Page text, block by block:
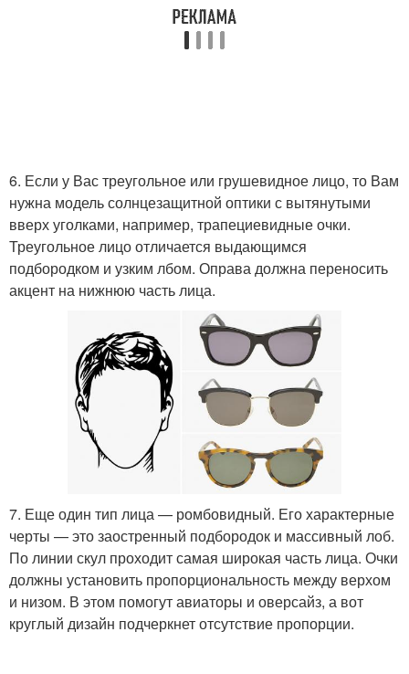
6. Если у Вас треугольное или грушевидное лицо, то Вам
нужна модель солнцезащитной оптики с вытянутыми
вверх уголками, например, трапециевидные очки.
Треугольное лицо отличается выдающимся
подбородком и узким лбом. Оправа должна переносить
акцент на нижнюю часть лица.
7. Еще один тип лица — ромбовидный. Его характерные
черты — это заостренный подбородок и массивный лоб.
По линии скул проходит самая широкая часть лица. Очки
должны установить пропорциональность между верхом
и низом. В этом помогут авиаторы и оверсайз, а вот
круглый дизайн подчеркнет отсутствие пропорции.